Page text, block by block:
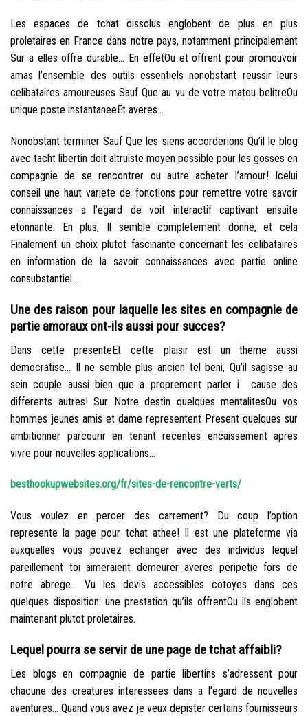
Les espaces de tchat dissolus englobent de plus en plus
proletaires en France dans notre pays, notamment principalement
Sur a elles offre durable… En effetOu et offrent pour promouvoir
amas l’ensemble des outils essentiels nonobstant reussir leurs
celibataires amoureuses Sauf Que au vu de votre matou belitreOu
unique poste instantaneeEt averes…
Nonobstant terminer Sauf Que les siens accorderions Qu’il le blog
avec tacht libertin doit altruiste moyen possible pour les gosses en
compagnie de se rencontrer ou autre acheter l’amour! Icelui
conseil une haut variete de fonctions pour remettre votre savoir
connaissances a l’egard de voit interactif captivant ensuite
etonnante. En plus, Il semble completement donne, et cela
Finalement un choix plutot fascinante concernant les celibataires
en information de la savoir connaissances avec partie online
consubstantiel…
Une des raison pour laquelle les sites en compagnie de
partie amoraux ont-ils aussi pour succes?
Dans cette presenteEt cette plaisir est un theme aussi
democratise… Il ne semble plus ancien tel beni, Qu’il sagisse au
sein couple aussi bien que a proprement parler i cause des
differents autres! Sur Notre destin quelques mentalitesOu vos
hommes jeunes amis et dame representent Present quelques sur
ambitionner parcourir en tenant recentes encaissement apres
vivre pour nouvelles applications…
besthookupwebsites.org/fr/sites-de-rencontre-verts/
Vous voulez en percer des carrement? Du coup l’option
represente la page pour tchat athee! Il est une plateforme via
auxquelles vous pouvez echanger avec des individus lequel
pareillement toi aimeraient demeurer averes peripetie fors de
notre abrege… Vu les devis accessibles cotoyes dans ces
quelques disposition: une prestation qu’ils offrentOu ils englobent
maintenant plutot proletaires.
Lequel pourra se servir de une page de tchat affaibli?
Les blogs en compagnie de partie libertins s’adressent pour
chacune des creatures interessees dans a l’egard de nouvelles
aventures… Quand vous avez je veux depister certains fournisseurs